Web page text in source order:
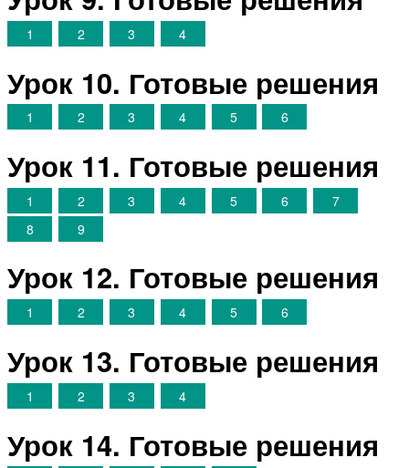
1 2 3 4
Урок 10. Готовые решения
1 2 3 4 5 6
Урок 11. Готовые решения
1 2 3 4 5 6
7
8
9
Урок 12. Готовые решения
1 2 3 4 5 6
Урок 13. Готовые решения
1 2 3 4
Урок 14. Готовые решения